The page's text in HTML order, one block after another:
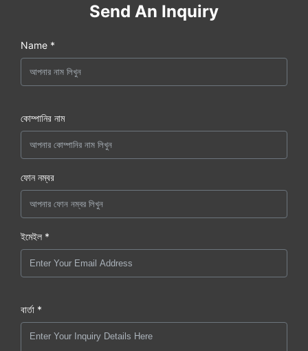
Send An Inquiry
Name *
কোম্পানির নাম
ফোন নম্বর
ইমেইল *
বার্তা *